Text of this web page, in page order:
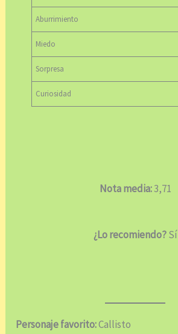
Aburrimiento
Miedo
Sorpresa
Curiosidad
Nota media:3,71
¿Lo recomiendo?Sí
Personaje favorito:Callisto